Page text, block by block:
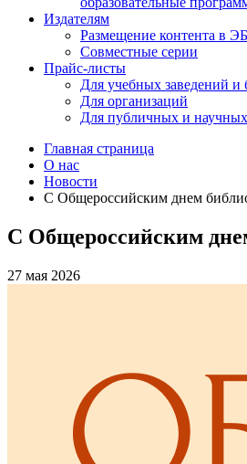
Издателям
Размещение контента в
Совместные серии
Прайс-листы
Для учебных заведений и
Для организаций
Для публичных и
Главная страница
О нас
Новости
С Общероссийским днем
С Общероссийским
27 мая 2026